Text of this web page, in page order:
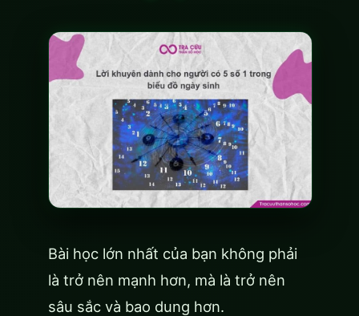
Bài học lớn nhất của bạn không phải
là trở nên mạnh hơn, mà là trở nên
sâu sắc và bao dung hơn.